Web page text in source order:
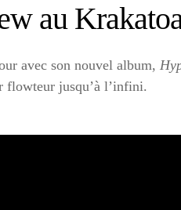
au
avec son nouvel album,
flowteur jusqu’à l’infini.